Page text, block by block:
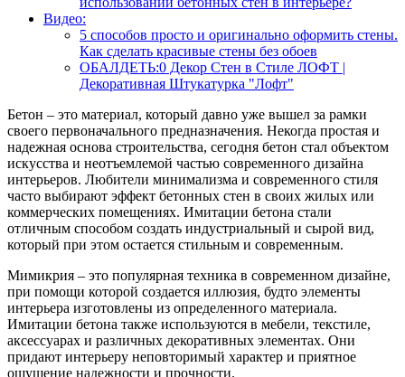
Видео:
5 способов просто и оригинально оформить стены.
Как сделать красивые стены без обоев
ОБАЛДЕТЬ:0 Декор Стен в Стиле ЛОФТ |
Декоративная Штукатурка "Лофт"
Бетон – это материал, который давно уже вышел за рамки
своего первоначального предназначения. Некогда простая и
надежная основа строительства, сегодня бетон стал объектом
искусства и неотъемлемой частью современного дизайна
интерьеров. Любители минимализма и современного стиля
часто выбирают эффект бетонных стен в своих жилых или
коммерческих помещениях. Имитации бетона стали
отличным способом создать индустриальный и сырой вид,
который при этом остается стильным и современным.
Мимикрия – это популярная техника в современном дизайне,
при помощи которой создается иллюзия, будто элементы
интерьера изготовлены из определенного материала.
Имитации бетона также используются в мебели, текстиле,
аксессуарах и различных декоративных элементах. Они
придают интерьеру неповторимый характер и приятное
ощущение надежности и прочности.